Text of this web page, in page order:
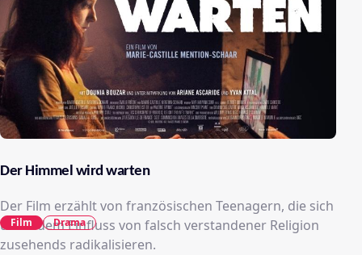
Der Himmel wird warten
Der Film erzählt von französischen Teenagern, die sich
unter dem Einfluss von falsch verstandener Religion
zusehends radikalisieren.
Film Drama